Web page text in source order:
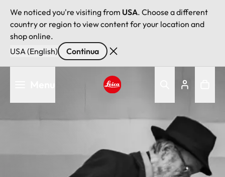
We noticed you're visiting from USA. Choose a different
country or region to view content for your location and
shop online.
USA (English)
Continua